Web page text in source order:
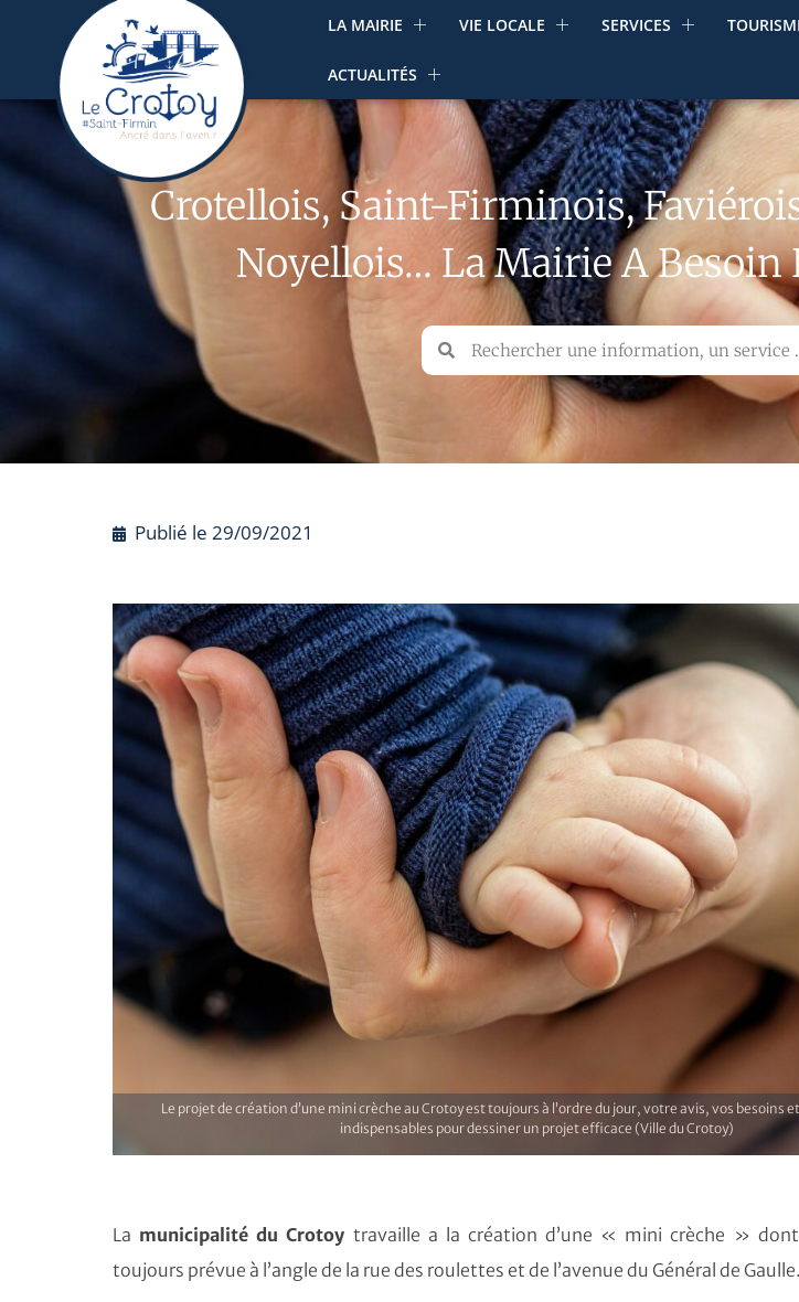
LA MAIRIE VIE LOCALE SERVICES
ACTUALITÉS
Crotellois, Saint-Firminois,
Noyellois… La Mairie A Besoin
Publié le 29/09/2021
Le projet de création d’une mini crèche au Crotoy est toujours à l’ordre du jour, votre avis, vos besoins
indispensables pour dessiner un projet efficace (Ville du Crotoy)
La municipalité du Crotoy travaille a la création d’une « mini crèche »
toujours prévue à l’angle de la rue des roulettes et de l’avenue du Général de Gaulle.